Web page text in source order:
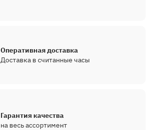
Оперативная доставка
Доставка в считанные часы
Гарантия качества
на весь ассортимент